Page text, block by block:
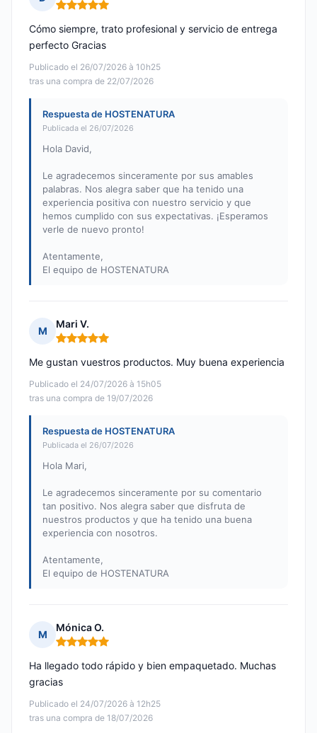
Nota: 5 de 5
Publicado el 26/07/2026 à 10h25
tras una compra de 22/07/2026
Cómo siempre, trato profesional y servicio de entrega
perfecto Gracias
Respuesta de HOSTENATURA
Publicada el 26/07/2026
Hola David,
Le agradecemos sinceramente por sus amables
palabras. Nos alegra saber que ha tenido una
experiencia positiva con nuestro servicio y que
hemos cumplido con sus expectativas. ¡Esperamos
verle de nuevo pronto!
Atentamente,
El equipo de HOSTENATURA
M
Mari V.
Nota: 5 de 5
Publicado el 24/07/2026 à 15h05
tras una compra de 19/07/2026
Me gustan vuestros productos. Muy buena experiencia
Respuesta de HOSTENATURA
Publicada el 26/07/2026
Hola Mari,
Le agradecemos sinceramente por su comentario
tan positivo. Nos alegra saber que disfruta de
nuestros productos y que ha tenido una buena
experiencia con nosotros.
Atentamente,
El equipo de HOSTENATURA
M
Mónica O.
Nota: 5 de 5
Publicado el 24/07/2026 à 12h25
tras una compra de 18/07/2026
Ha llegado todo rápido y bien empaquetado. Muchas
gracias